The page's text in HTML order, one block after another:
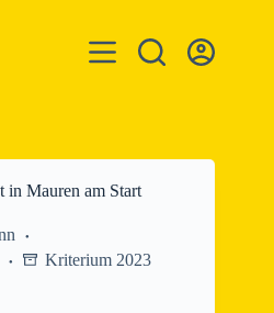
in Mauren am Start
Kriterium 2023